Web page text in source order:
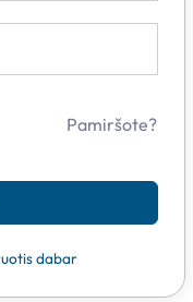
Pamiršote?
dabar